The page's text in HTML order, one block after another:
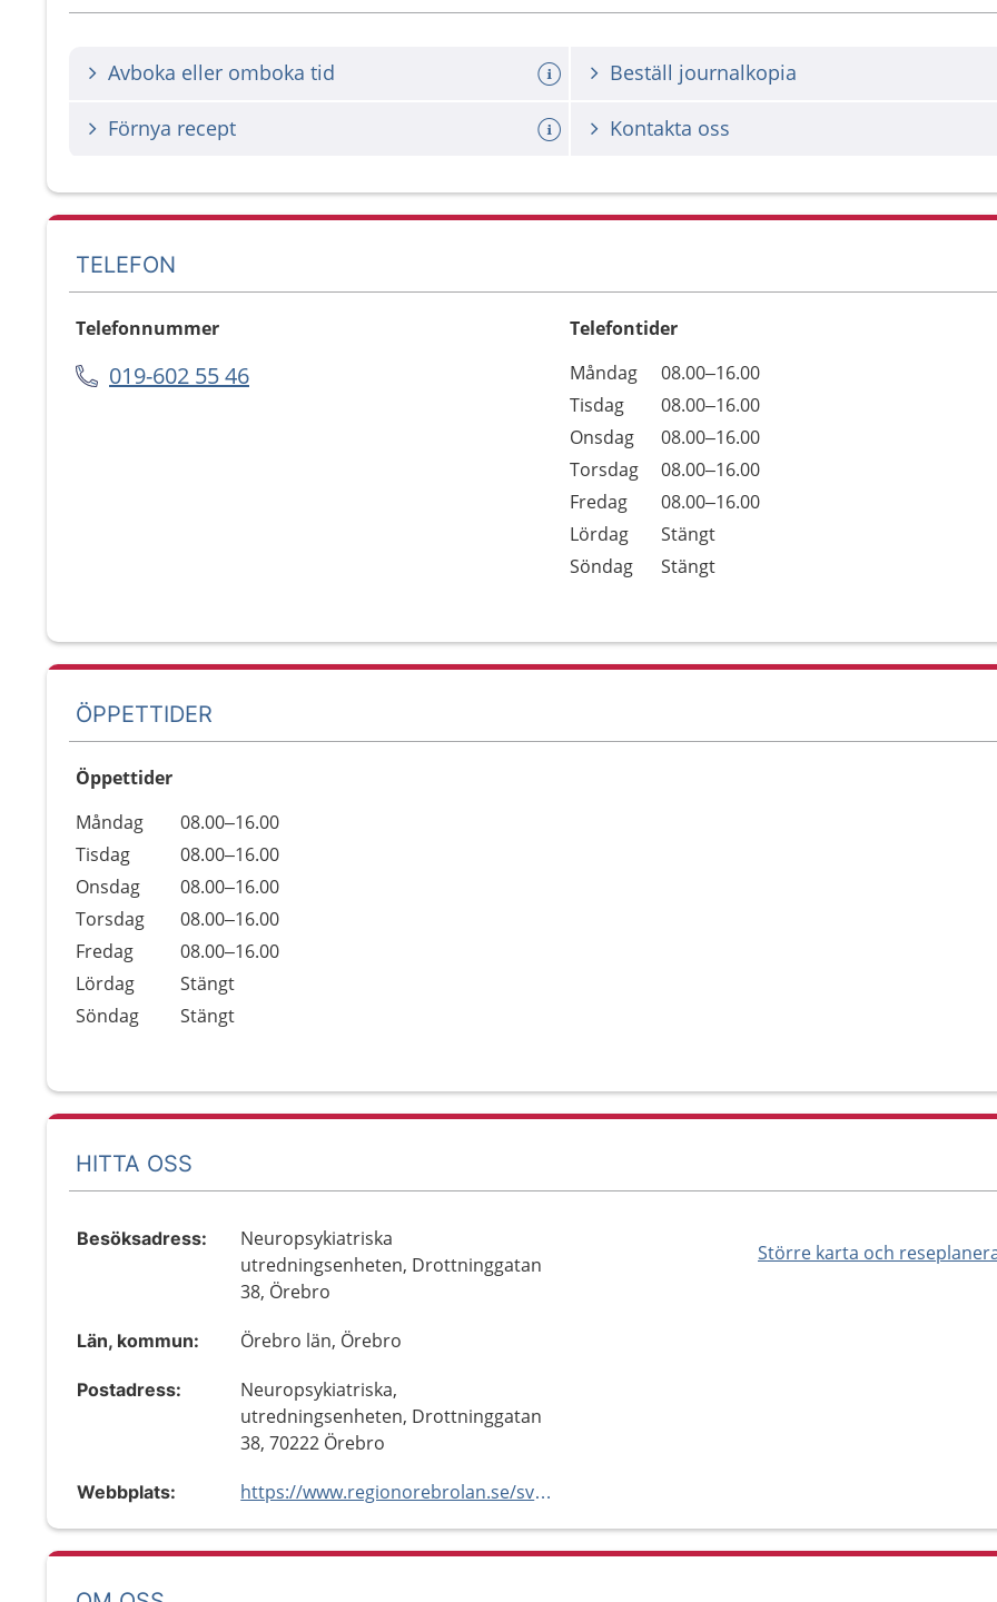
Avboka eller omboka tid Beställ journalkopia
Förnya recept Kontakta oss
TELEFON
Telefonnummer
019-602 55 46
Telefontider
Dag
Öppettider
Kommentarer
Måndag
08.00–16.00
Tisdag
08.00–16.00
Onsdag
08.00–16.00
Torsdag
08.00–16.00
Fredag
08.00–16.00
Lördag
Stängt
Söndag
Stängt
ÖPPETTIDER
Öppettider
Dag
Öppettider
Kommentarer
Måndag
08.00–16.00
Tisdag
08.00–16.00
Onsdag
08.00–16.00
Torsdag
08.00–16.00
Fredag
08.00–16.00
Lördag
Stängt
Söndag
Stängt
HITTA OSS
Större karta och
Besöksadress:
Neuropsykiatriska
utredningsenheten, Drottninggatan
38, Örebro
Län, kommun: Örebro län, Örebro
Postadress:
Neuropsykiatriska,
utredningsenheten, Drottninggatan
38, 70222 Örebro
Webbplats: https://www.regionorebrolan.se/sv/vard-och-halsa/universitetssjukhuset-orebro/psykiatri-uso/neuropsykiatriska-utredningsenheten-universitetssjukhuset-orebro/